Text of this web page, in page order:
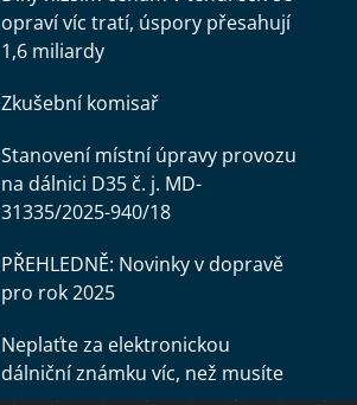
opraví víc tratí, úspory přesahují
1,6 miliardy
Zkušební komisař
Stanovení místní úpravy provozu
na dálnici D35 č. j. MD-
31335/2025-940/18
PŘEHLEDNĚ: Novinky v dopravě
pro rok 2025
Neplaťte za elektronickou
dálniční známku víc, než musíte